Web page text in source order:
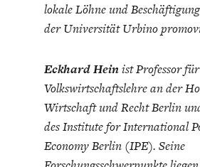
lokale Löhne und
der Universität Urbino
Eckhard Heinist Professor für
Volkswirtschaftslehre an der
Wirtschaft und Recht Berlin
des Institute for International
Economy Berlin (IPE). Seine